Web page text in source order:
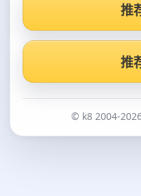
推
推
© k8 2004-